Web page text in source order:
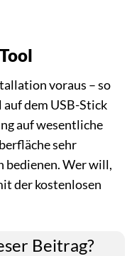
voraus – so
dem USB-Stick
auf wesentliche
sehr
bedienen. Wer will,
der kostenlosen
Beitrag?